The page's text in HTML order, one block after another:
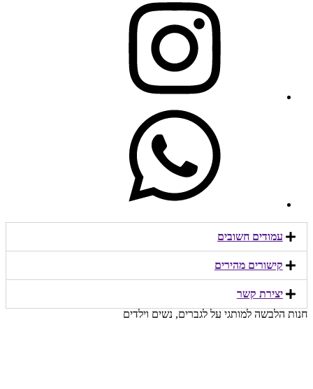
עמודים חשובים
קישורים מהירים​
יצירת קשר​
חנות הלבשה למותגי על לגברים, נשים וילדים